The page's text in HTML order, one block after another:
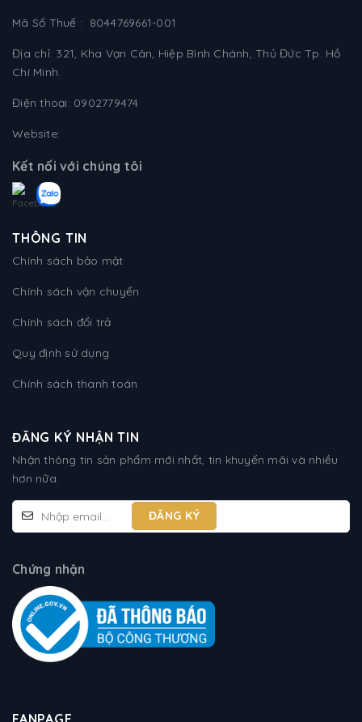
Mã Số Thuế : 8044769661-001
Địa chỉ: 321, Kha Vạn Cân, Hiệp Bình Chánh, Thủ Đức Tp. Hồ
Chí Minh.
Điện thoại: 0902779474
Website:
Kết nối với chúng tôi
THÔNG TIN
Chính sách bảo mật
Chính sách vận chuyển
Chính sách đổi trả
Quy định sử dụng
Chính sách thanh toán
ĐĂNG KÝ NHẬN TIN
Nhận thông tin sản phẩm mới nhất, tin khuyến mãi và nhiều
hơn nữa.
Chứng nhận